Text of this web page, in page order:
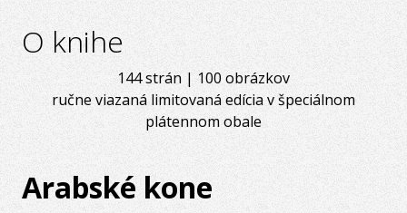
O knihe
144 strán | 100 obrázkov
ručne viazaná limitovaná edícia v špeciálnom
plátennom obale
Arabské kone